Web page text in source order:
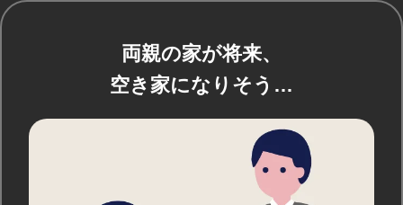
両親の家が将来、
空き家になりそう…